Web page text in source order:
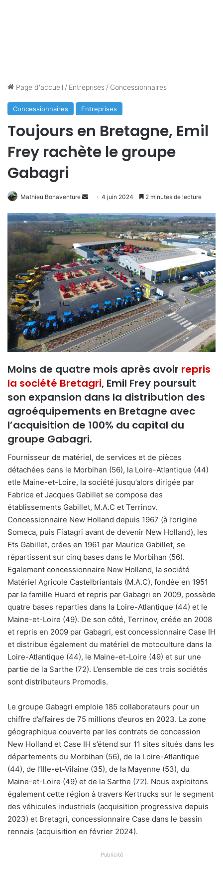
Page d'accueil / Entreprises / Concessionnaires
Concessionnaires Entreprises
Toujours en Bretagne, Emil
Frey rachète le groupe
Gabagri
Mathieu Bonaventure
v
o
y
e
r
u
n
c
u
r
r
l
4 juin 2024 2 minutes de lecture
Moins de quatre mois après avoir repris
la société Bretagri, Emil Frey poursuit
son expansion dans la distribution des
agroéquipements en Bretagne avec
l’acquisition de 100% du capital du
groupe Gabagri.
Fournisseur de matériel, de services et de pièces
détachées dans le Morbihan (56), la Loire-Atlantique (44)
etle Maine-et-Loire, la société jusqu’alors dirigée par
Fabrice et Jacques Gabillet se compose des
établissements Gabillet, M.A.C et Terrinov.
Concessionnaire New Holland depuis 1967 (à l’origine
Someca, puis Fiatagri avant de devenir New Holland), les
Ets Gabillet, crées en 1961 par Maurice Gabillet, se
répartissent sur cinq bases dans le Morbihan (56).
Egalement concessionnaire New Holland, la société
Matériel Agricole Castelbriantais (M.A.C), fondée en 1951
par la famille Huard et repris par Gabagri en 2009, possède
quatre bases reparties dans la Loire-Atlantique (44) et le
Maine-et-Loire (49). De son côté, Terrinov, créée en 2008
et repris en 2009 par Gabagri, est concessionnaire Case IH
et distribue également du matériel de motoculture dans la
Loire-Atlantique (44), le Maine-et-Loire (49) et sur une
partie de la Sarthe (72). L’ensemble de ces trois sociétés
sont distributeurs Promodis.
Le groupe Gabagri emploie 185 collaborateurs pour un
chiffre d’affaires de 75 millions d’euros en 2023. La zone
géographique couverte par les contrats de concession
New Holland et Case IH s’étend sur 11 sites situés dans les
départements du Morbihan (56), de la Loire-Atlantique
(44), de l’Ille-et-Vilaine (35), de la Mayenne (53), du
Maine-et-Loire (49) et de la Sarthe (72). Nous exploitons
également cette région à travers Kertrucks sur le segment
des véhicules industriels (acquisition progressive depuis
2023) et Bretagri, concessionnaire Case dans le bassin
rennais (acquisition en février 2024).
Publicité